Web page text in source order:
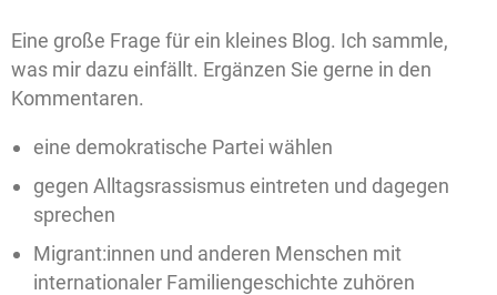
Eine große Frage für ein kleines Blog. Ich sammle,
was mir dazu einfällt. Ergänzen Sie gerne in den
Kommentaren.
eine demokratische Partei wählen
gegen Alltagsrassismus eintreten und dagegen
sprechen
Migrant:innen und anderen Menschen mit
internationaler Familiengeschichte zuhören